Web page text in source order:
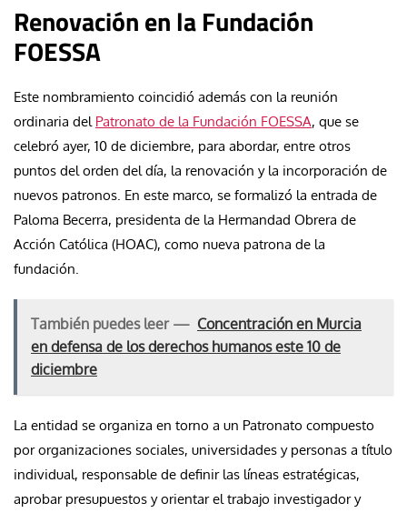
Renovación en la Fundación
FOESSA
Este nombramiento coincidió además con la reunión
ordinaria del Patronato de la Fundación FOESSA, que se
celebró ayer, 10 de diciembre, para abordar, entre otros
puntos del orden del día, la renovación y la incorporación de
nuevos patronos. En este marco, se formalizó la entrada de
Paloma Becerra, presidenta de la Hermandad Obrera de
Acción Católica (HOAC), como nueva patrona de la
fundación.
También puedes leer — Concentración en Murcia
en defensa de los derechos humanos este 10 de
diciembre
La entidad se organiza en torno a un Patronato compuesto
por organizaciones sociales, universidades y personas a título
individual, responsable de definir las líneas estratégicas,
aprobar presupuestos y orientar el trabajo investigador y